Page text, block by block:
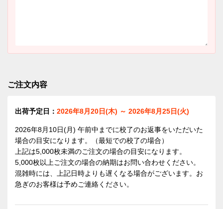
ご注文内容
出荷予定日： 2026年8月20日(木) ～ 2026年8月25日(火)
2026年8月10日(月) 午前中までに校了のお返事をいただいた
場合の目安になります。（最短での校了の場合）
上記は5,000枚未満のご注文の場合の目安になります。
5,000枚以上ご注文の場合の納期はお問い合わせください。
混雑時には、上記日時よりも遅くなる場合がございます。お
急ぎのお客様は予めご連絡ください。